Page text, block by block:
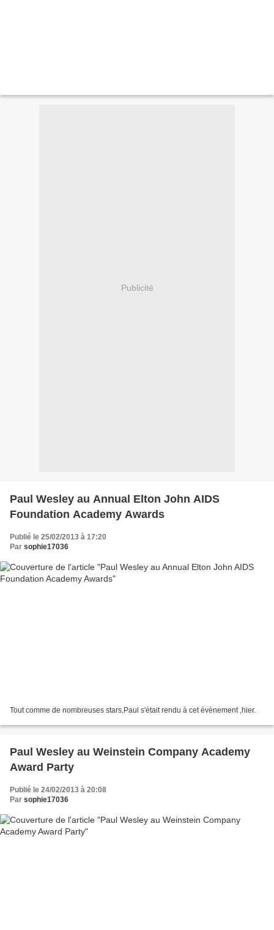
Publicité
Paul Wesley au Annual Elton John AIDS
Foundation Academy Awards
Publié le 25/02/2013 à 17:20
Par sophie17036
Tout comme de nombreuses stars,Paul s'était rendu à cet évènement ,hier.
Paul Wesley au Weinstein Company Academy
Award Party
Publié le 24/02/2013 à 20:08
Par sophie17036